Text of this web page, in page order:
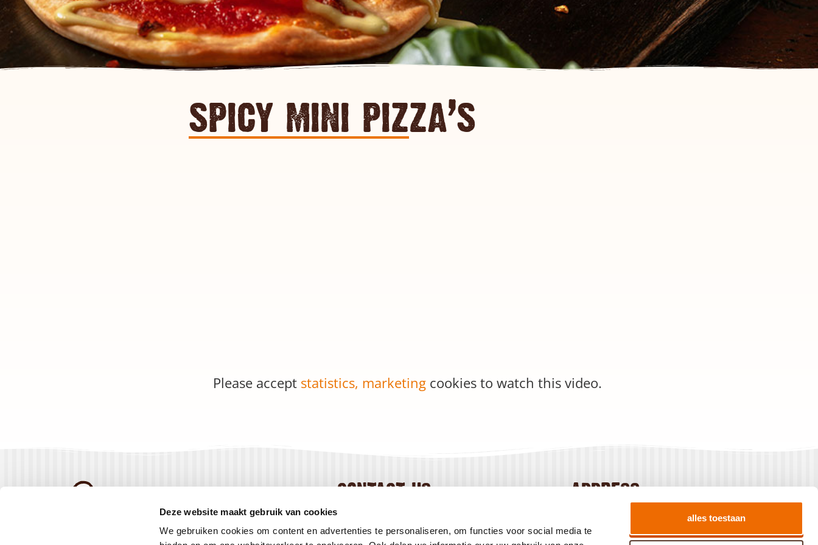
Deze website maakt gebruik van cookies
We gebruiken cookies om content en advertenties te personaliseren, om functies voor social media te
alles toestaan
spicy mini pizza’s
Please accept statistics, marketing cookies to watch this video.
Recipes
contact us
info@creapan.com
address
Baanhoek 186
3360 GN Sliedrecht